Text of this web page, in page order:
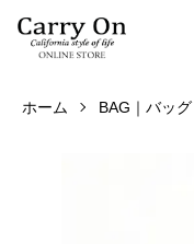
ホーム BAG｜バッグ